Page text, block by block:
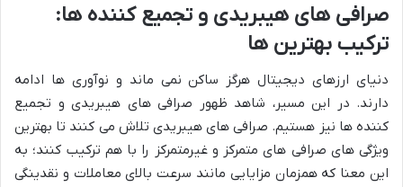
صرافی های هیبریدی و تجمیع کننده ها:
ترکیب بهترین ها
دنیای ارزهای دیجیتال هرگز ساکن نمی ماند و نوآوری ها ادامه
دارند. در این مسیر، شاهد ظهور صرافی های هیبریدی و تجمیع
کننده ها نیز هستیم. صرافی های هیبریدی تلاش می کنند تا بهترین
ویژگی های صرافی های متمرکز و غیرمتمرکز را با هم ترکیب کنند؛ به
این معنا که همزمان مزایایی مانند سرعت بالای معاملات و نقدینگی